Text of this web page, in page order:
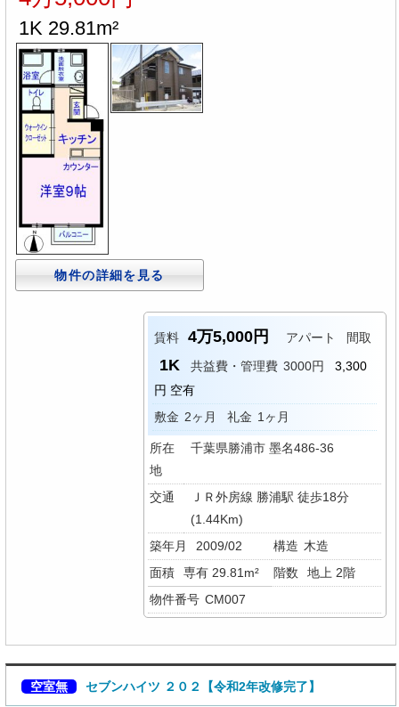
1K 29.81m²
物件の詳細を見る
賃料 4万5,000円 アパート 間取
1K 共益費・管理費 3000円
3,300
円 空有
敷金 2ヶ月 礼金 1ヶ月
所在
地
千葉県勝浦市 墨名486-36
交通
ＪＲ外房線 勝浦駅 徒歩18分
(1.44Km)
築年月
2009/02 構造 木造
面積
専有 29.81m² 階数
地上 2階
物件番号 CM007
空室無 セブンハイツ ２０２【令和2年改修完了】